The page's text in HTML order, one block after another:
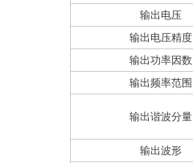
输出电压
输出电压精度
输出功率因数
输出频率范围
输出谐波分量
输出波形